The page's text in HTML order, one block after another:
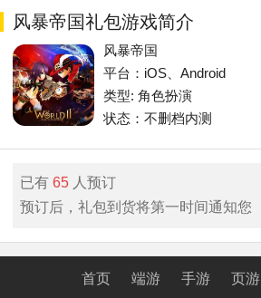
风暴帝国礼包游戏简介
风暴帝国
平台：iOS、Android
类型: 角色扮演
状态：不删档内测
已有65 人预订
预订后，礼包到货将第一时间通知您
首页 端游 手游 页游